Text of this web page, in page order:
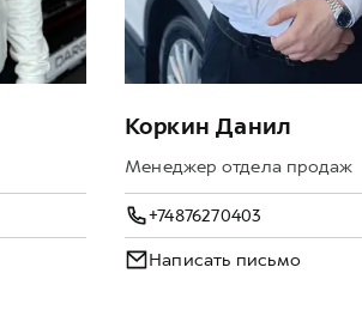
Коркин Данил
Менеджер отдела продаж
+74876270403
Написать письмо